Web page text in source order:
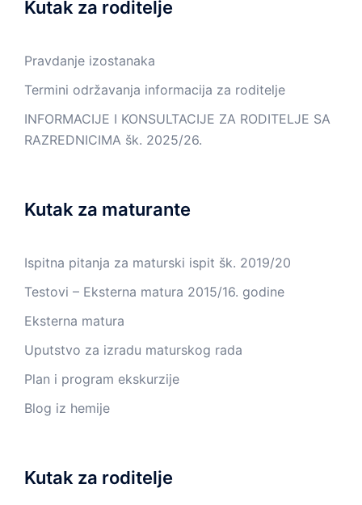
Kutak za roditelje
Pravdanje izostanaka
Termini održavanja informacija za roditelje
INFORMACIJE I KONSULTACIJE ZA RODITELJE SA
RAZREDNICIMA šk. 2025/26.
Kutak za maturante
Ispitna pitanja za maturski ispit šk. 2019/20
Testovi – Eksterna matura 2015/16. godine
Eksterna matura
Uputstvo za izradu maturskog rada
Plan i program ekskurzije
Blog iz hemije
Kutak za roditelje